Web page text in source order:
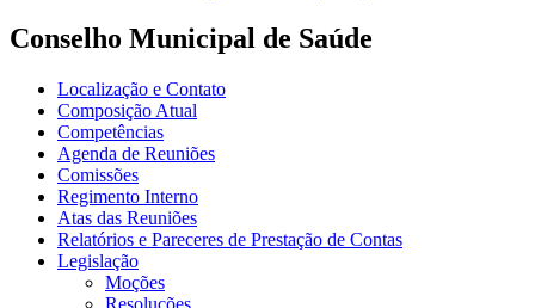
Conselho Municipal de Saúde
Localização e Contato
Composição Atual
Competências
Agenda de Reuniões
Comissões
Regimento Interno
Atas das Reuniões
Relatórios e Pareceres de Prestação de Contas
Legislação
Moções
Resoluções